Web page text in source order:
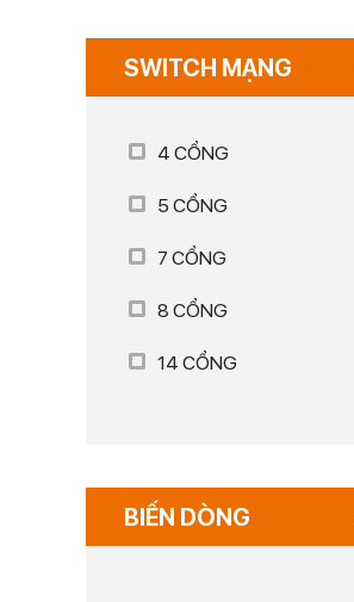
SWITCH MẠNG
4 CỔNG
5 CỔNG
7 CỔNG
8 CỔNG
14 CỔNG
BIẾN DÒNG